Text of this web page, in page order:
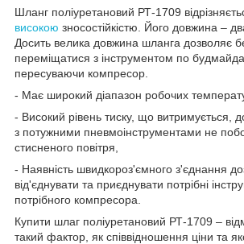
Шланг поліуретановий РТ-1709
високою зносостійкістю. Його довжина –
Досить велика довжина шланга дозволяє
переміщатися з інструментом по
пересуваючи компресор.
- Має широкий діапазон робочих
- Високий рівень тиску, що витримується,
з потужними пневмоінструментами не
стисненого повітря,
- Наявність швидкороз'ємного з'єднання
від'єднувати та приєднувати потрібні
потрібного компресора.
Купити шлаг поліуретановий РТ-1709 –
такий фактор, як співвідношення ціни та